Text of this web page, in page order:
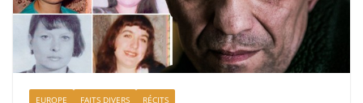
EUROPE FAITS DIVERS RÉCITS